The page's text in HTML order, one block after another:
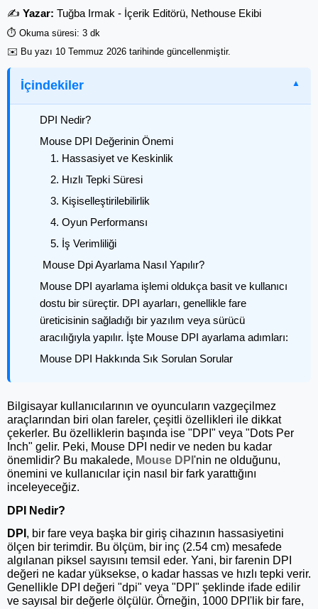
✍️ Yazar: Tuğba Irmak - İçerik Editörü, Nethouse Ekibi
⏱️ Okuma süresi: 3 dk
✉️ Bu yazı 10 Temmuz 2026 tarihinde güncellenmiştir.
İçindekiler
DPI Nedir?
Mouse DPI Değerinin Önemi
1. Hassasiyet ve Keskinlik
2. Hızlı Tepki Süresi
3. Kişiselleştirilebilirlik
4. Oyun Performansı
5. İş Verimliliği
Mouse Dpi Ayarlama Nasıl Yapılır?
Mouse DPI ayarlama işlemi oldukça basit ve kullanıcı
dostu bir süreçtir. DPI ayarları, genellikle fare
üreticisinin sağladığı bir yazılım veya sürücü
aracılığıyla yapılır. İşte Mouse DPI ayarlama adımları:
Mouse DPI Hakkında Sık Sorulan Sorular
Bilgisayar kullanıcılarının ve oyuncuların vazgeçilmez
araçlarından biri olan fareler, çeşitli özellikleri ile dikkat
çekerler. Bu özelliklerin başında ise "DPI" veya "Dots Per
Inch" gelir. Peki, Mouse DPI nedir ve neden bu kadar
önemlidir? Bu makalede, Mouse DPI 'nin ne olduğunu,
önemini ve kullanıcılar için nasıl bir fark yarattığını
inceleyeceğiz.
DPI Nedir?
DPI , bir fare veya başka bir giriş cihazının hassasiyetini
ölçen bir terimdir. Bu ölçüm, bir inç (2.54 cm) mesafede
algılanan piksel sayısını temsil eder. Yani, bir farenin DPI
değeri ne kadar yüksekse, o kadar hassas ve hızlı tepki verir.
Genellikle DPI değeri "dpi" veya "DPI" şeklinde ifade edilir
ve sayısal bir değerle ölçülür. Örneğin, 1000 DPI'lik bir fare,